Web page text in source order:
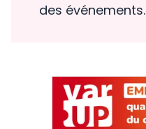
des événements.